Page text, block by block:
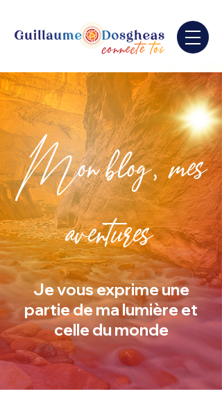
Mon blog, mes
aventures
Je vous exprime une
partie de ma lumière et
celle du monde